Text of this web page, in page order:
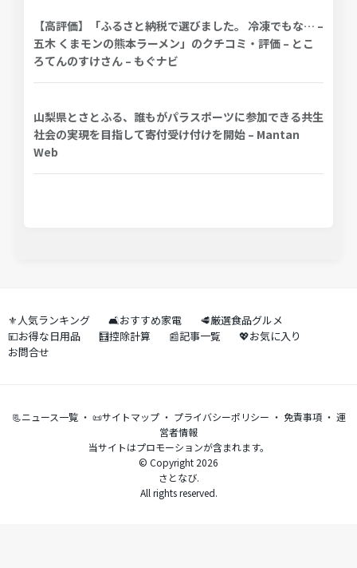
【高評価】「ふるさと納税で選びました。 冷凍でもな… –
五木 くまモンの熊本ラーメン」のクチコミ・評価 – とこ
ろてんのすけさん – もぐナビ
山梨県とさとふる、誰もがパラスポーツに参加できる共生
社会の実現を目指して寄付受け付けを開始 – Mantan
Web
⚜️人気ランキング 🛋️おすすめ家電
🥩厳選食品グルメ
💴お得な日用品
🧮控除計算 📰記事一覧
💖お気に入り
お問合せ
📃ニュース一覧・ 📜サイトマップ・ プライバシーポリシー ・ 免責事項・ 運
営者情報
当サイトはプロモーションが含まれます。
© Copyright 2026
さとなび.
All rights reserved.